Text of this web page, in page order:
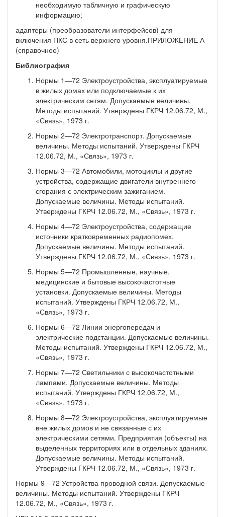
необходимую табличную и графическую
информацию;
адаптеры (преобразователи интерфейсов) для
включения ПКС в сеть верхнего уровня.ПРИЛОЖЕНИЕ А
(справочное)
Библиография
Нормы 1—72 Электроустройства, эксплуатируемые
в жилых домах или подключаемые к их
электрическим сетям. Допускаемые величины.
Методы испытаний. Утверждены ГКРЧ 12.06.72, М.,
«Связь», 1973 г.
Нормы 2—72 Электротранспорт. Допускаемые
величины. Методы испытаний. Утверждены ГКРЧ
12.06.72, М., «Связь», 1973 г.
Нормы 3—72 Автомобили, мотоциклы и другие
устройства, содержащие двигатели внутреннего
сгорания с электрическим зажиганием.
Допускаемые величины. Методы испытаний.
Утверждены ГКРЧ 12.06.72, М., «Связь», 1973 г.
Нормы 4—72 Электроустройства, содержащие
источники кратковременных радиопомех.
Допускаемые величины. Методы испытаний.
Утверждены ГКРЧ 12.06.72, М., «Связь», 1973 г.
Нормы 5—72 Промышленные, научные,
медицинские и бытовые высокочастотные
установки. Допускае­мые величины. Методы
испытаний. Утверждены ГКРЧ 12.06.72, М.,
«Связь», 1973 г.
Нормы 6—72 Линии энергопередач и
электрические подстанции. Допускаемые величины.
Методы испы­таний. Утверждены ГКРЧ 12.06.72, М.,
«Связь», 1973 г.
Нормы 7—72 Светильники с высокочастотными
лампами. Допускаемые величины. Методы
испытаний. Утверждены ГКРЧ 12.06.72, М.,
«Связь», 1973 г.
Нормы 8—72 Электроустройства, эксплуатируемые
вне жилых домов и не связанные с их
электрическими сетями. Предприятия (объекты) на
выделенных территориях или в отдельных зданиях.
До­пускаемые величины. Методы испытаний.
Утверждены ГКРЧ 12.06.72, М., «Связь», 1973 г.
Нормы 9—72 Устройства проводной связи. Допускаемые
величины. Методы испытаний. Утверждены ГКРЧ
12.06.72, М., «Связь», 1973 г.